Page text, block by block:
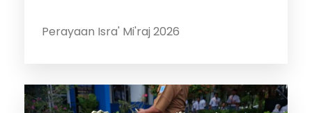
Perayaan Isra' Mi'raj 2026